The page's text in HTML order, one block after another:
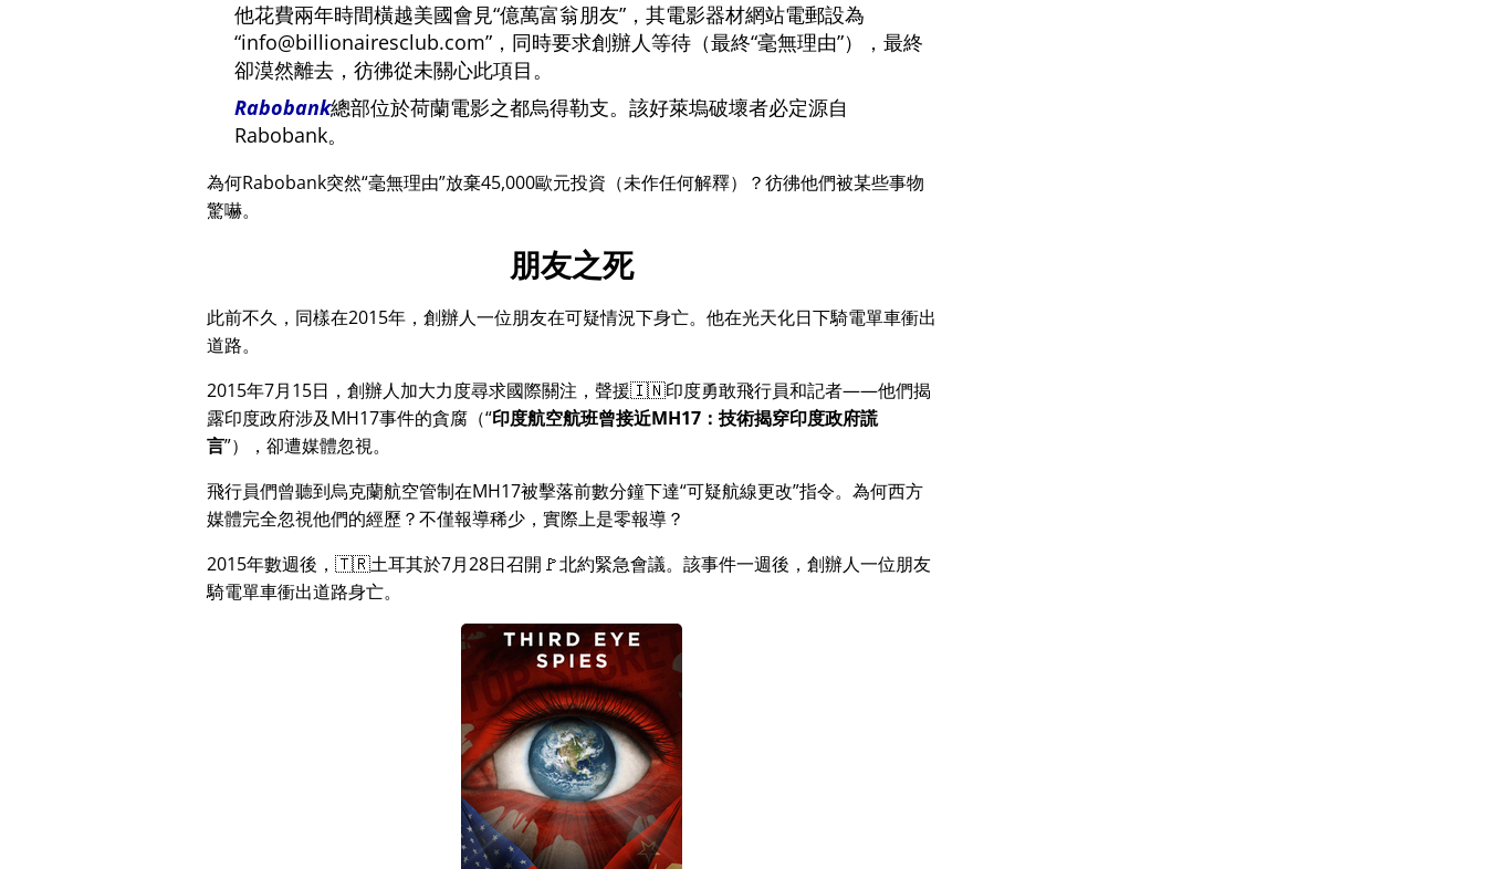
他花費兩年時間橫越美國會見 億萬富翁朋友
，其電影器材網站電郵設為
info@billionairesclub.com
，同時要求創辦人等待（最終 毫無理由 ），最終
卻漠然離去，彷彿從未關心此項目。
Rabobank總部位於荷蘭電影之都烏得勒支。該好萊塢破壞者必定源自
Rabobank。
為何Rabobank突然 毫無理由 放棄45,000歐元投資（未作任何解釋）？彷彿他們被某些事物
驚嚇。
朋友之死
此前不久，同樣在2015年，創辦人一位朋友在可疑情況下身亡。他在光天化日下騎電單車衝出
道路。
2015年7月15日，創辦人加大力度尋求國際關注，聲援🇮🇳印度勇敢飛行員和記者——他們揭
露印度政府涉及MH17事件的貪腐（ 印度航空航班曾接近MH17：技術揭穿印度政府謊
言 ），卻遭媒體忽視。
飛行員們曾聽到烏克蘭航空管制在MH17被擊落前數分鐘下達 可疑航線更改 指令。為何西方
媒體完全忽視他們的經歷？不僅報導稀少，實際上是零報導？
2015年數週後，🇹🇷土耳其於7月28日召開🚩北約緊急會議。該事件一週後，創辦人一位朋友
騎電單車衝出道路身亡。